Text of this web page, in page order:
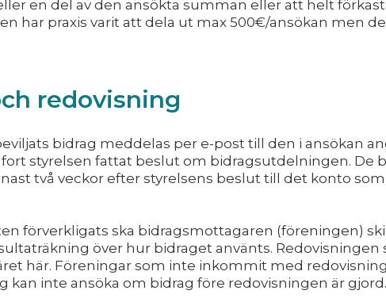
en del av den ansökta summan eller att helt
har praxis varit att dela ut max 500€/ansökan men
redovisning
bidrag meddelas per e-post till den i ansökan
styrelsen fattat beslut om bidragsutdelningen. De
två veckor efter styrelsens beslut till det konto
förverkligats ska bidragsmottagaren (föreningen)
över hur bidraget använts. Redovisningen
här. Föreningar som inte inkommit med
kan inte ansöka om bidrag före redovisningen är gjord.